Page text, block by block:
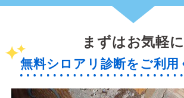
まずはお気軽に
無料シロアリ診断をご利用